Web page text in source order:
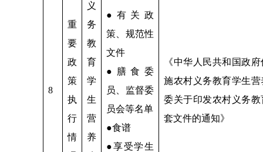
8
重
要
政
策
执
行
情
义
务
教
育
学
生
营
养
●有关政
策、规范性
文件
●膳食委
员、监督委
员会等名单
●食谱
●享受学生
《中华人民共和国政
施农村义务教育学生
委关于印发农村义务
套文件的通知》